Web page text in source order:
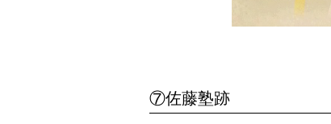
⑦佐藤塾跡